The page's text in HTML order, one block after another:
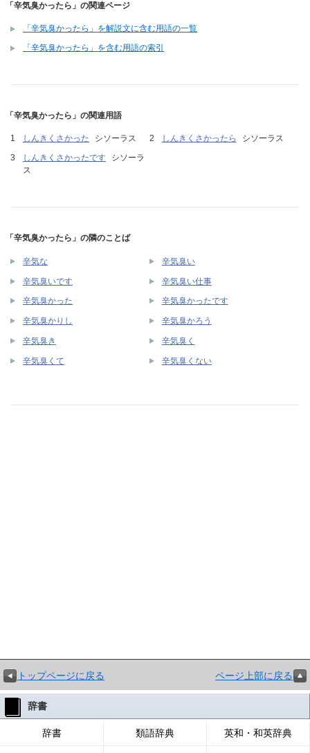
「辛気臭かったら」の関連ページ
「辛気臭かったら」を解説文に含む用語の一覧
「辛気臭かったら」を含む用語の索引
「辛気臭かったら」の関連用語
しんきくさかった シソーラス しんきくさかったら
シソーラス
しんきくさかったです
シソーラ
ス
「辛気臭かったら」の隣のことば
辛気な 辛気臭い
辛気臭いです 辛気臭い仕事
辛気臭かった 辛気臭かったです
辛気臭かりし 辛気臭かろう
辛気臭き 辛気臭く
辛気臭くて 辛気臭くない
トップページに戻る ページ上部に戻る
辞書
辞書 類語辞典 英和・和英辞典